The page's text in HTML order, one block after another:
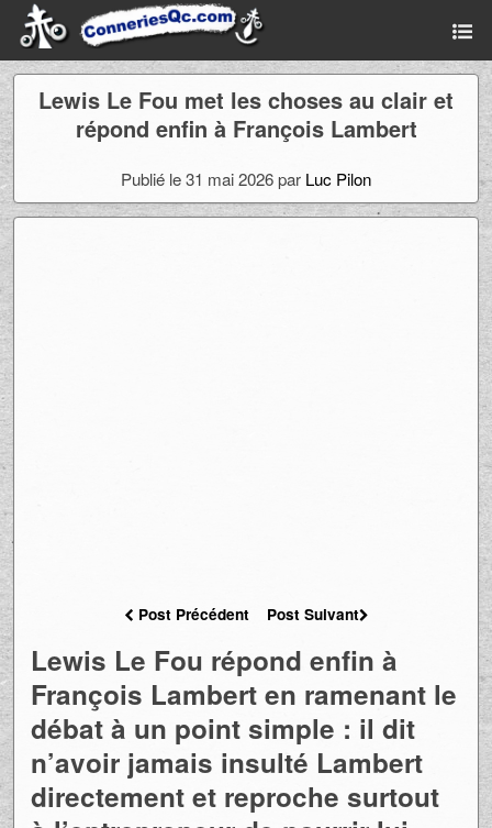
Lewis Le Fou met les choses au clair et
répond enfin à François Lambert
Publié le 31 mai 2026 par Luc Pilon
Post Précédent Post Suivant
Lewis Le Fou répond enfin à
François Lambert en ramenant le
débat à un point simple : il dit
n’avoir jamais insulté Lambert
directement et reproche surtout